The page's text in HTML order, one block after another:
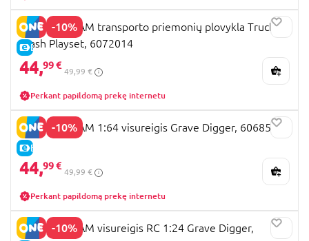
tam puikiai tarnausmašinėlė Monster Jam. Visas
jam rasite Žaislų planetos parduotuvėse ir
internete. Kviečiame ieškoti, lyginti ir rinktis iš
-10%
E-KAINA
MONSTER JAM transporto priemonių plovykla Truck
Wash Playset, 6072014
44,99 €
49,99 €
Perkant papildomą prekę internetu
-10%
E-KAINA
MONSTER JAM 1:64 visureigis Grave Digger, 6068563
44,99 €
49,99 €
Perkant papildomą prekę internetu
-10%
MONSTER JAM visureigis RC 1:24 Grave Digger,